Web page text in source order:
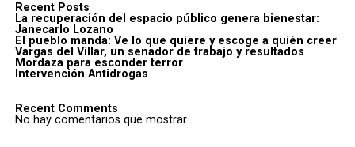
Recent Posts
La recuperación del espacio público genera bienestar:
Janecarlo Lozano
El pueblo manda: Ve lo que quiere y escoge a quién creer
Vargas del Villar, un senador de trabajo y resultados
Mordaza para esconder terror
Intervención Antidrogas
Recent Comments
No hay comentarios que mostrar.